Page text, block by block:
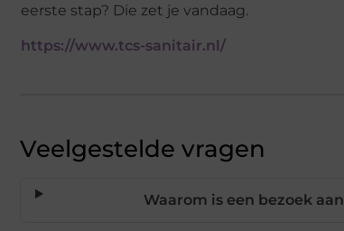
eerste stap? Die zet je vandaag.
https://www.tcs-sanitair.nl/
Veelgestelde vragen
Waarom is een bezoek